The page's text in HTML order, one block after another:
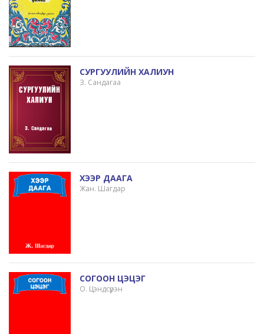
СУРГУУЛИЙН ХАЛИУН
З. Сандагаа
ХЭЭР ДААГА
Жан. Шагдар
СОГООН ЦЭЦЭГ
О. Цэндсүрэн